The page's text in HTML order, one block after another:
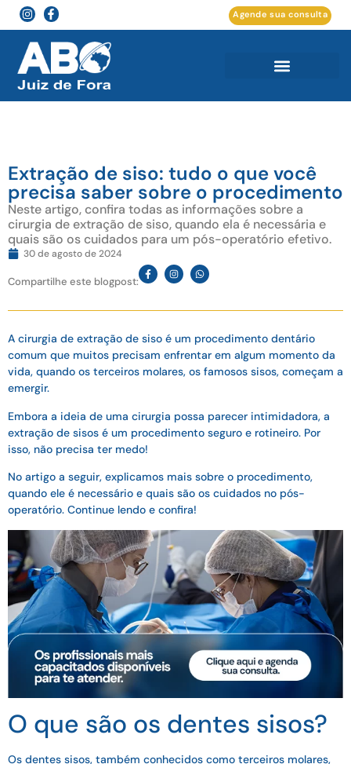
Agende sua consulta
Extração de siso: tudo o que você
precisa saber sobre o procedimento
Neste artigo, confira todas as informações sobre a
cirurgia de extração de siso, quando ela é necessária e
quais são os cuidados para um pós-operatório efetivo.
30 de agosto de 2024
Compartilhe este blogpost:
A cirurgia de extração de siso é um procedimento dentário
comum que muitos precisam enfrentar em algum momento da
vida, quando os terceiros molares, os famosos sisos, começam a
emergir.
Embora a ideia de uma cirurgia possa parecer intimidadora, a
extração de sisos é um procedimento seguro e rotineiro. Por
isso, não precisa ter medo!
No artigo a seguir, explicamos mais sobre o procedimento,
quando ele é necessário e quais são os cuidados no pós-
operatório. Continue lendo e confira!
O que são os dentes sisos?
Os dentes sisos, também conhecidos como terceiros molares,